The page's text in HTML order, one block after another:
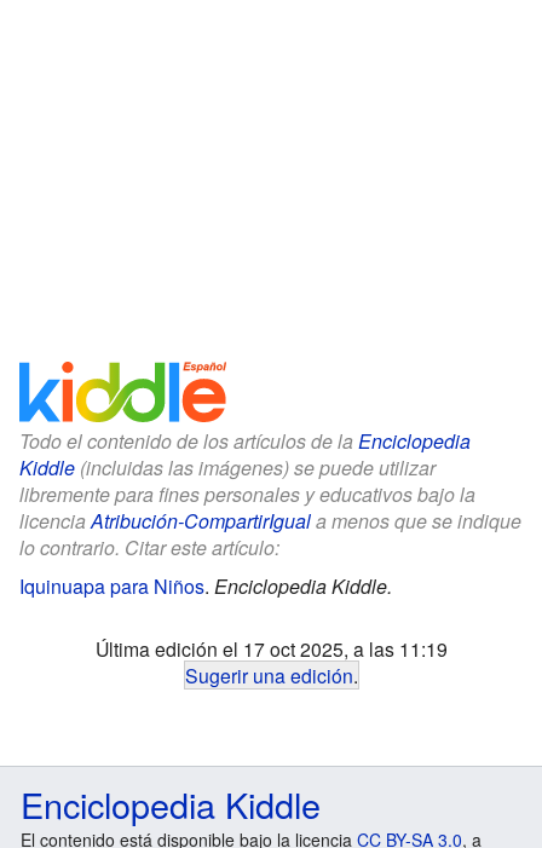
Todo el contenido de los artículos de la Enciclopedia
Kiddle (incluidas las imágenes) se puede utilizar
libremente para fines personales y educativos bajo la
licenciaAtribución-CompartirIguala menos que se indique
lo contrario. Citar este artículo:
Iquinuapa para Niños. Enciclopedia Kiddle.
Última edición el 17 oct 2025, a las 11:19
Sugerir una edición.
Enciclopedia Kiddle
El contenido está disponible bajo la licencia CC BY-SA 3.0, a